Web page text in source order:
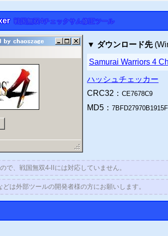
戦国無双4チェックサム修正ツール
▼ ダウンロード先
Samurai Warriors 4
ハッシュチェッカー
CRC32： CE7678C9
MD5：
で、戦国無双4-IIには対応していません。
は外部ツールの開発者様の方にお願いします。